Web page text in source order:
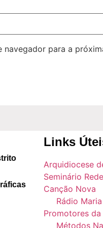
navegador para a
Links
Arquidiocese
Seminário
Canção Nova
Rádio Maria
Promotores da
Métodos